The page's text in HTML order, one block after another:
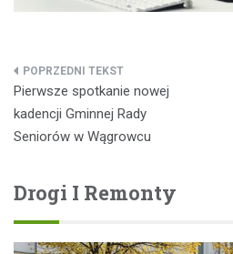
Nawigacja
wpisu
Pierwsze spotkanie nowej
kadencji Gminnej Rady
Seniorów w Wągrowcu
Drogi I Remonty